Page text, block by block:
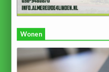
Wonen